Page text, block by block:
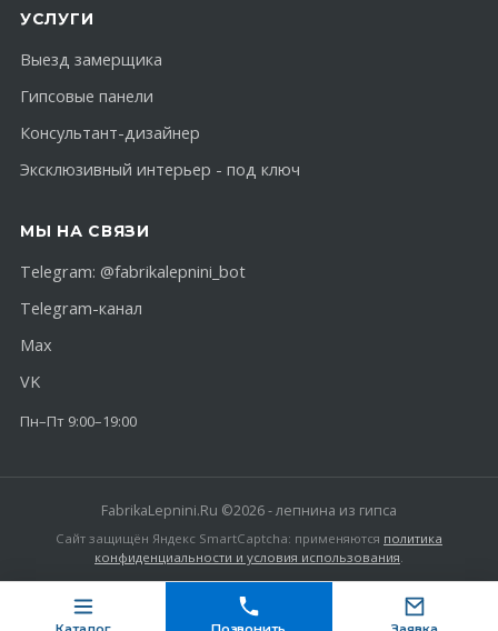
УСЛУГИ
Выезд замерщика
Гипсовые панели
Консультант-дизайнер
Эксклюзивный интерьер - под ключ
МЫ НА СВЯЗИ
Telegram: @fabrikalepnini_bot
Telegram-канал
Max
VK
Пн–Пт 9:00–19:00
FabrikaLepnini.Ru ©2026 - лепнина из гипса
Сайт защищён Яндекс SmartCaptcha: применяются политика
конфиденциальности и условия использования.